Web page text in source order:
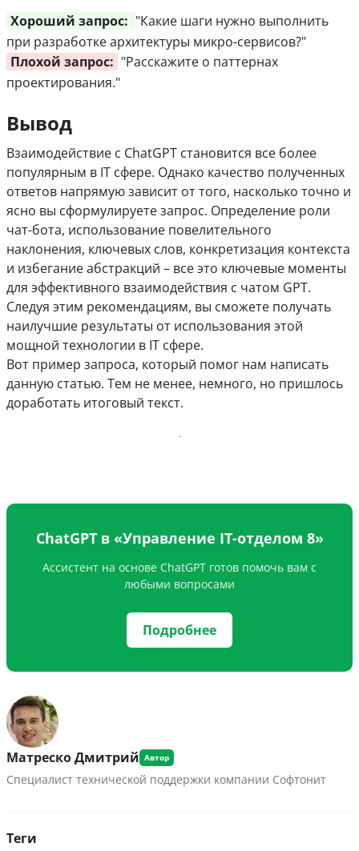
Хороший запрос: "Какие шаги нужно выполнить
при разработке архитектуры микро-сервисов?"
Плохой запрос: "Расскажите о паттернах
проектирования."
Вывод
Взаимодействие с ChatGPT становится все более
популярным в IT сфере. Однако качество полученных
ответов напрямую зависит от того, насколько точно и
ясно вы сформулируете запрос. Определение роли
чат-бота, использование повелительного
наклонения, ключевых слов, конкретизация контекста
и избегание абстракций – все это ключевые моменты
для эффективного взаимодействия с чатом GPT.
Следуя этим рекомендациям, вы сможете получать
наилучшие результаты от использования этой
мощной технологии в IT сфере.
Вот пример запроса, который помог нам написать
данную статью. Тем не менее, немного, но пришлось
доработать итоговый текст.
ChatGPT в «Управление IT-отделом 8»
Ассистент на основе ChatGPT готов помочь вам с
любыми вопросами
Подробнее
Матреско Дмитрий
Специалист технической поддержки компании Софтонит
Теги